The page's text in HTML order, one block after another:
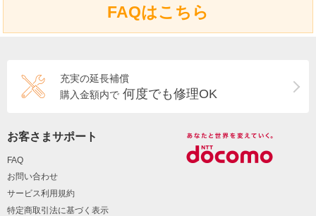
FAQはこちら
充実の延長補償
購入金額内で 何度でも修理OK
お客さまサポート
FAQ
お問い合わせ
サービス利用規約
特定商取引法に基づく表示